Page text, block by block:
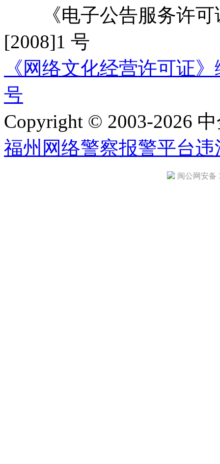
《电子公告服务许可
[2008]1 号
《网络文化经营许可证
号
Copyright © 2003-2026
福州网络警察报警平台违
闽公网安备